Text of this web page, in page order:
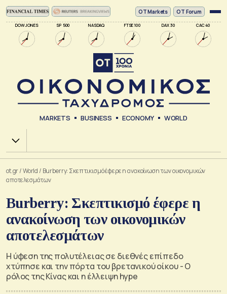
DOW JONES SP 500 NASDAQ FTSE 100 DAX 30 CAC 40
ΟΤ Markets OT Forum
MARKETS BUSINESS ECONOMY WORLD
Χ.Α.
ot.gr/World / Burberry: Σκεπτικισμό έφερε η ανακοίνωση των οικονομικών
αποτελεσμάτων
Burberry: Σκεπτικισμό έφερε η
ανακοίνωση των οικονομικών
αποτελεσμάτων
Η ύφεση της πολυτέλειας σε διεθνές επίπεδο
χτύπησε και την πόρτα του βρετανικού οίκου - Ο
ρόλος της Κίνας και η έλλειψη hype